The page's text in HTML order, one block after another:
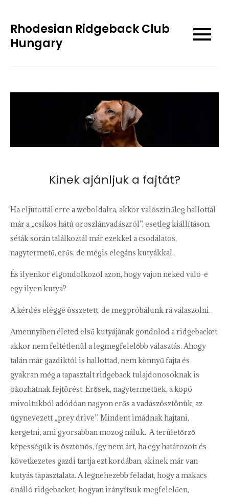
content
Rhodesian Ridgeback Club
Hungary
Kinek ajánljuk a fajtát?
Ha eljutottál erre a weboldalra, akkor valószínűleg hallottál
már a „csíkos hátú oroszlánvadászról”, esetleg kiállításon,
séták során találkoztál már ezekkel a csodálatos,
nagytermetű, erős, de mégis elegáns kutyákkal.
És ilyenkor elgondolkozol azon, hogy vajon neked való-e
egy ilyen kutya?
A kérdés eléggé összetett, de megpróbálunk rá válaszolni.
Amennyiben életed első kutyájának gondolod a ridgebacket,
akkor nem feltétlenül a legmegfelelőbb választás. Ahogy
talán már gazdiktól is hallottad, nem könnyű fajta és
gyakran még a tapasztalt ridgeback tulajdonosoknak is
okozhatnak fejtörést. Erősek, nagytermetűek, a kopó
mivoltukból adódóan nagyon erős a vadászösztönük, az
úgynevezett „prey drive”. Mindent imádnak hajtani,
kergetni, ami gyorsabban mozog náluk. A területőrző
képességük is ösztönös, így nem árt, ha egy határozott és
következetes gazdi tartja ezt kordában, akinek már van
kutyás tapasztalata. A legnehezebb feladat, hogy a makacs
önálló ridgebacket, hogyan irányítsuk megfelelően,